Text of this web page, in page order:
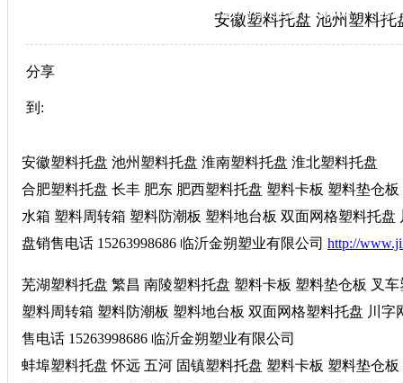
关于新浦京澳官网游戏 新
安徽塑料托盘 池州塑料
分享
到:
安徽塑料托盘 池州塑料托盘 淮南塑料托盘 淮北塑料托盘
合肥塑料托盘 长丰 肥东 肥西塑料托盘 塑料卡板 塑料垫仓
水箱 塑料周转箱 塑料防潮板 塑料地台板 双面网格塑料托
盘销售电话 15263998686 临沂金朔塑业有限公司 http://
芜湖塑料托盘 繁昌 南陵塑料托盘 塑料卡板 塑料垫仓板 叉
塑料周转箱 塑料防潮板 塑料地台板 双面网格塑料托盘 川
售电话 15263998686 临沂金朔塑业有限公司
蚌埠塑料托盘 怀远 五河 固镇塑料托盘 塑料卡板 塑料垫仓